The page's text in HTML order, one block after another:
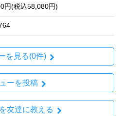
円(税込58,080円)
を見る(0件)
ーを投稿
友達に教える